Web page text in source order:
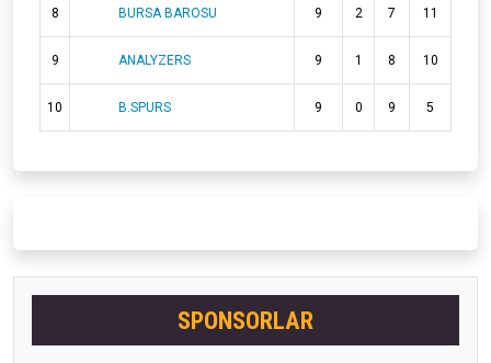
8 BURSA BAROSU 9 2 7 11
9 ANALYZERS 9 1 8 10
10 B.SPURS 9 0 9 5
SPONSORLAR